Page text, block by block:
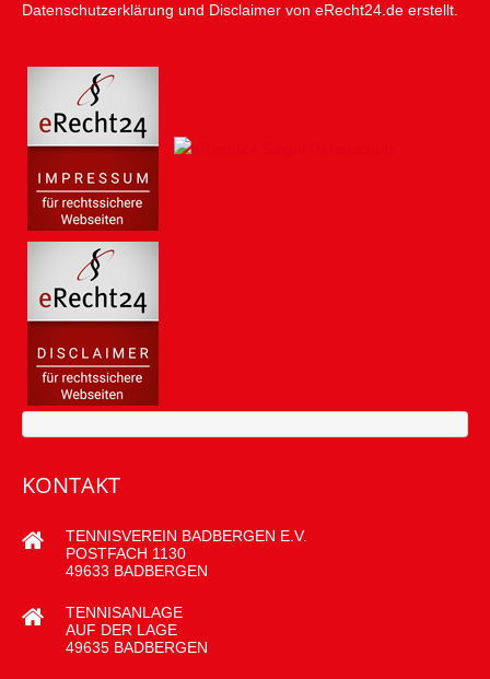
Datenschutzerklärung und Disclaimer von eRecht24.de erstellt.
KONTAKT
TENNISVEREIN BADBERGEN E.V.
POSTFACH 1130
49633 BADBERGEN
TENNISANLAGE
AUF DER LAGE
49635 BADBERGEN